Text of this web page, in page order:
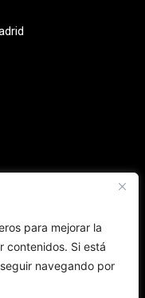
para mejorar la
contenidos. Si está
navegando por